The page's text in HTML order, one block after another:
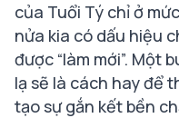
của Tuổi Tý chỉ ở
nửa kia có dấu hiệu
được “làm mới”. Một
lạ sẽ là cách hay để
tạo sự gắn kết bền